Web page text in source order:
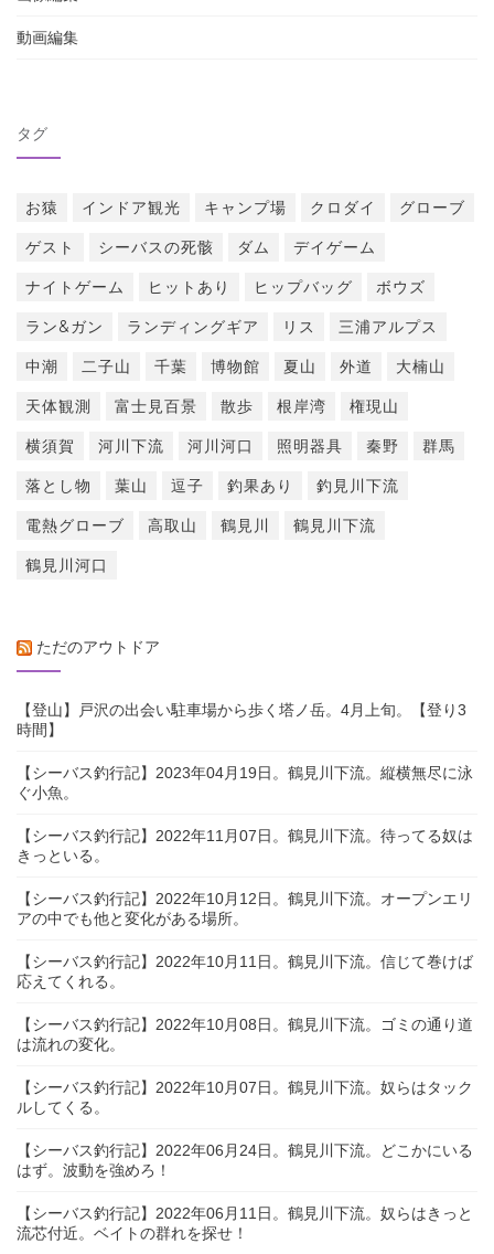
動画編集
タグ
お猿 インドア観光 キャンプ場 クロダイ
グローブ
ゲスト
シーバスの死骸 ダム
デイゲーム
ナイトゲーム
ヒットあり ヒップバッグ
ボウズ
ラン&ガン
ランディングギア リス
三浦アルプス
中潮
二子山 千葉 博物館 夏山 外道
大楠山
天体観測
富士見百景 散歩 根岸湾
権現山
横須賀
河川下流 河川河口 照明器具 秦野
群馬
落とし物
葉山 逗子 釣果あり
釣見川下流
電熱グローブ
高取山 鶴見川
鶴見川下流
鶴見川河口
ただのアウトドア
【登山】戸沢の出会い駐車場から歩く塔ノ岳。4月上旬。【登り3
時間】
【シーバス釣行記】2023年04月19日。鶴見川下流。縦横無尽に泳
ぐ小魚。
【シーバス釣行記】2022年11月07日。鶴見川下流。待ってる奴は
きっといる。
【シーバス釣行記】2022年10月12日。鶴見川下流。オープンエリ
アの中でも他と変化がある場所。
【シーバス釣行記】2022年10月11日。鶴見川下流。信じて巻けば
応えてくれる。
【シーバス釣行記】2022年10月08日。鶴見川下流。ゴミの通り道
は流れの変化。
【シーバス釣行記】2022年10月07日。鶴見川下流。奴らはタック
ルしてくる。
【シーバス釣行記】2022年06月24日。鶴見川下流。どこかにいる
はず。波動を強めろ！
【シーバス釣行記】2022年06月11日。鶴見川下流。奴らはきっと
流芯付近。ベイトの群れを探せ！